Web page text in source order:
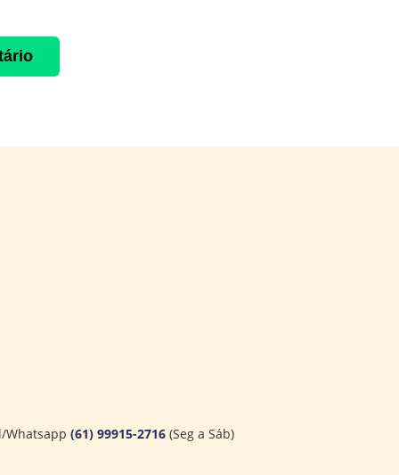
Whatsapp (61) 99915-2716(Seg a Sáb)